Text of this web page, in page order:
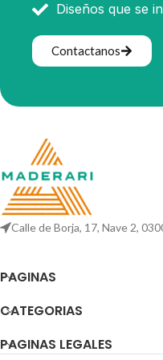
Diseños que se
Contactanos
Calle de Borja, 17, Nave 2,
PAGINAS
CATEGORIAS
PAGINAS LEGALES